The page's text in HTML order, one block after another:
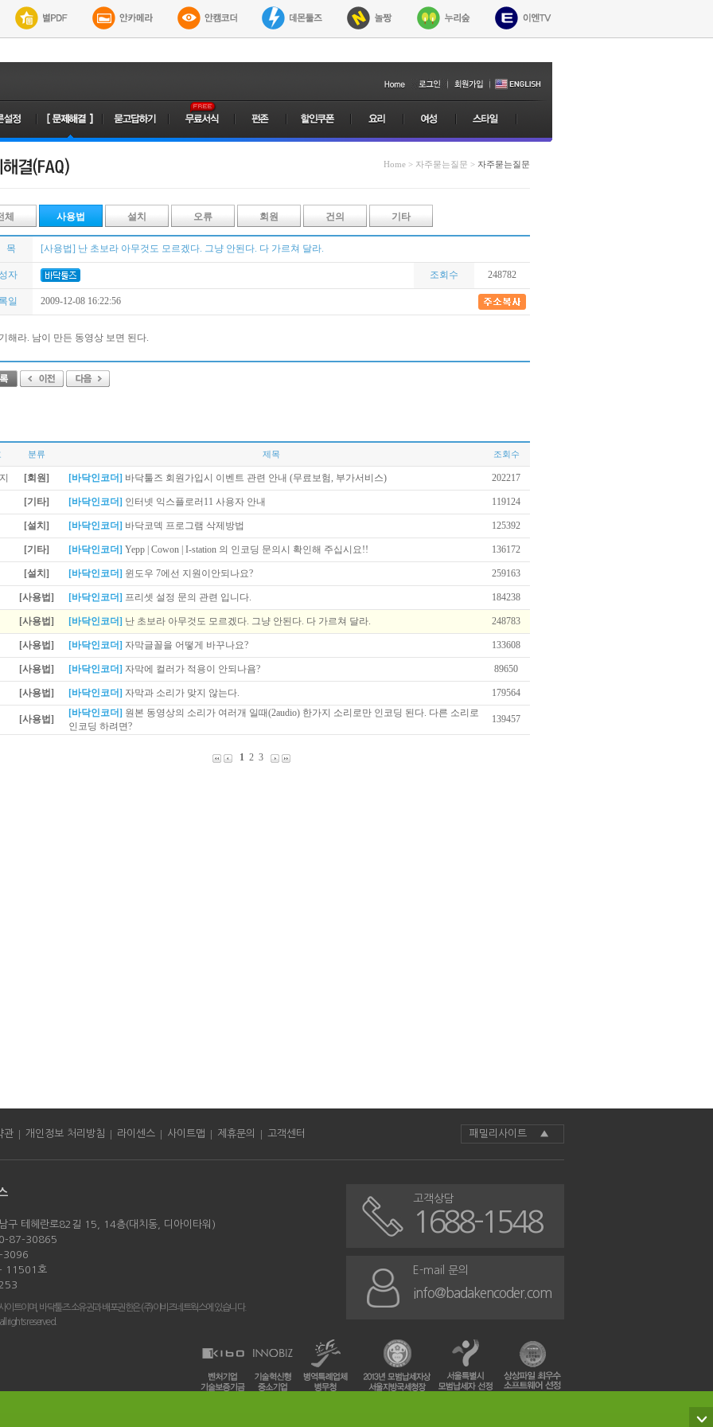
Home > 자주묻는질문 > 자주묻는질문
체 사용법 설치 오류 회원 건의 기타
목 [사용법] 난 초보라 아무것도 모르겠다. 그냥 안된다. 다 가르쳐 달라.
자 조회수 248782
일 2009-12-08 16:22:56
해라. 남이 만든 동영상 보면 된다.
분류 제목 조회수
[회원] [바닥인코더] 바닥툴즈 회원가입시 이벤트 관련 안내 (무료보험, 부가서비스) 202217
[기타] [바닥인코더] 인터넷 익스플로러11 사용자 안내 119124
[설치] [바닥인코더] 바닥코덱 프로그램 삭제방법 125392
[기타] [바닥인코더] Yepp | Cowon | I-station 의 인코딩 문의시 확인해 주십시요!! 136172
[설치] [바닥인코더] 윈도우 7에선 지원이안되나요? 259163
[사용법] [바닥인코더] 프리셋 설정 문의 관련 입니다. 184238
[사용법] [바닥인코더] 난 초보라 아무것도 모르겠다. 그냥 안된다. 다 가르쳐 달라. 248783
[사용법] [바닥인코더] 자막글꼴을 어떻게 바꾸나요? 133608
[사용법] [바닥인코더] 자막에 컬러가 적용이 안되나욤? 89650
[사용법] [바닥인코더] 자막과 소리가 맞지 않는다. 179564
[사용법]
[바닥인코더] 원본 동영상의 소리가 여러개 일때(2audio) 한가지 소리로만 인코딩 된다. 다른 소리로
인코딩 하려면?
139457
1 2 3
관 | 개인정보 처리방침 | 라이센스 | 사이트맵 | 제휴문의 | 고객센터 패밀리사이트 ▲
구 테헤란로82길 15, 14층(대치동, 디아이타워)
87-30865
3096
- 11501호
이트이며, 바닥툴즈 소유권과 배포권한은 (주)이비즈네트웍스에 있습니다.
rights reserved.
고객상담
1688-1548
E-mail 문의
info@badakencoder.com